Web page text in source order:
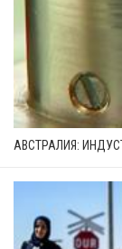
АВСТРАЛИЯ: